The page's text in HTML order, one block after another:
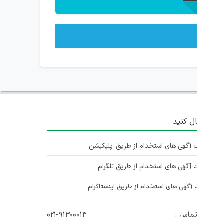
کنید
آگهی های استخدام از طریق اپلیکیشن
آگهی های استخدام از طریق تلگرام
های استخدام از طریق اینستاگرام